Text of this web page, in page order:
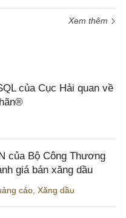
Xem thêm
của Cục Hải quan về
của Bộ Công Thương
giá bán xăng dầu
cáo Xăng dầu